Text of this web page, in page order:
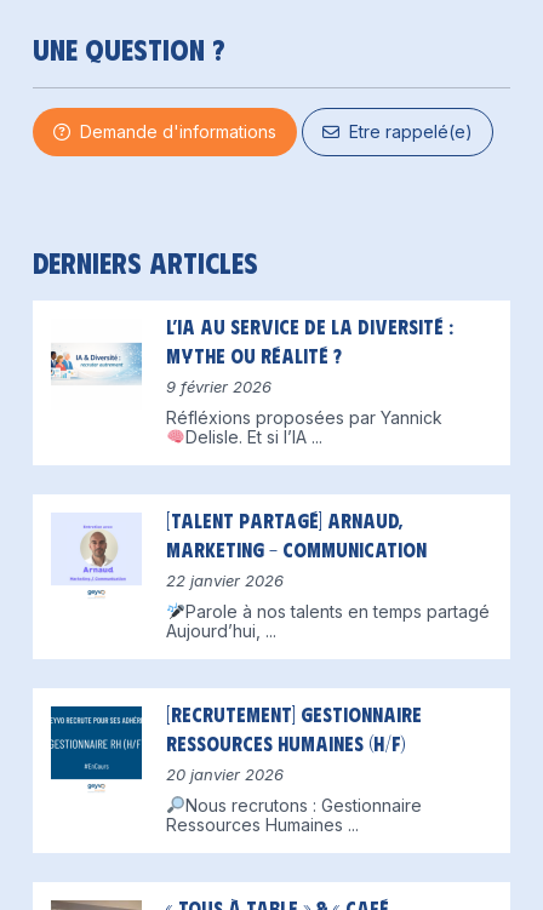
Une question ?
Demande d'informations Etre rappelé(e)
Derniers articles
L’IA au service de la diversité :
mythe ou réalité ?
9 février 2026
Réfléxions proposées par Yannick
Delisle. Et si l’IA ...
[Talent partagé] Arnaud,
Marketing – Communication
22 janvier 2026
Parole à nos talents en temps partagé
Aujourd’hui, ...
[Recrutement] Gestionnaire
Ressources Humaines (H/F)
20 janvier 2026
Nous recrutons : Gestionnaire
Ressources Humaines ...